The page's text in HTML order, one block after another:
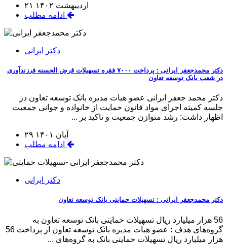
۲۱ اردیبهشت ۱۴۰۲
دکتر ایرانی
دکتر محمدجعفر ایرانی : پرداخت ۷۰۰۰ فقره تسهیلات قرض الحسنه فرزندآوری
در شعب بانک توسعه تعاون
دکتر محمد جعفر ایرانی عضو هیات مدیره بانک توسعه تعاون در
جلسه کمیته اجرای مواد قانون حمایت از خانواده و جوانی جمعیت
اظهار داشت: رشد متوازن جمعیت و تاکید بر ...
۲۹ آبان ۱۴۰۱
دکتر ایرانی
دکتر محمدجعفر ایرانی : تسهیلات حمایتی بانک توسعه تعاون
56 هزار میلیارد ریال تسهیلات حمایتی بانک توسعه تعاون به
گروه‌های هدف : عضو هیات مدیره بانک توسعه تعاون از پرداخت 56
هزار میلیارد ریال تسهیلات حمایتی بانک به گروه‌های ...